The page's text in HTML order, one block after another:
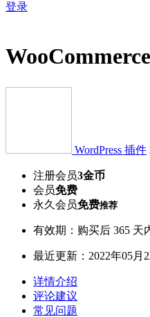
登录
WordPress 插件
注册会员3金币
会员免费
永久会员免费推荐
有效期：购买后 365 天
最近更新：2022年05月
详情介绍
评论建议
常见问题